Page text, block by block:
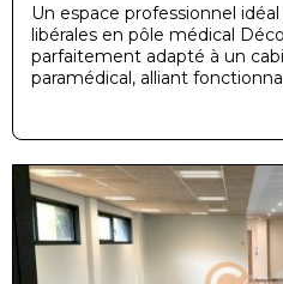
Un espace professionnel
libérales en pôle médical
parfaitement adapté à un
paramédical, alliant